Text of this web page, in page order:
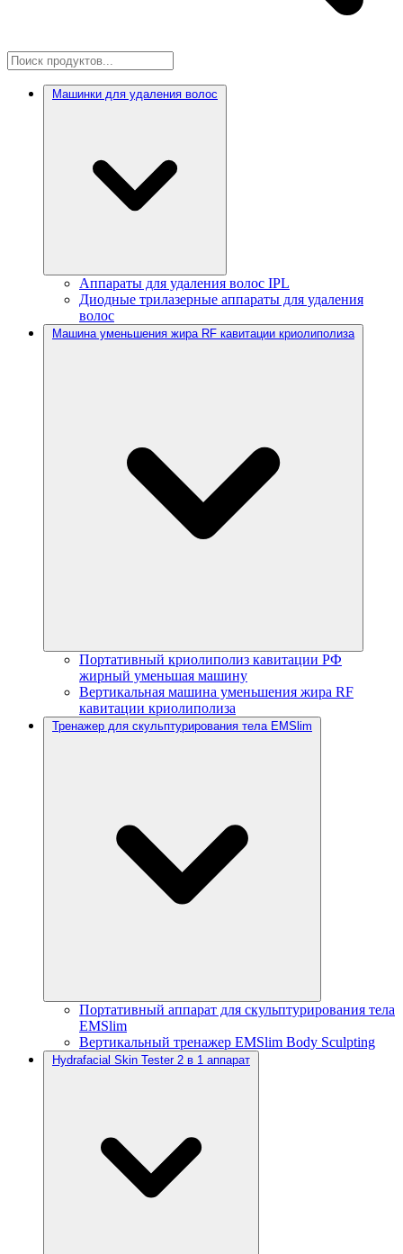
Машинки для удаления волос
Аппараты для удаления волос IPL
Диодные трилазерные аппараты для удаления
волос
Машина уменьшения жира RF кавитации криолиполиза
Портативный криолиполиз кавитации РФ
жирный уменьшая машину
Вертикальная машина уменьшения жира RF
кавитации криолиполиза
Тренажер для скульптурирования тела EMSlim
Портативный аппарат для скульптурирования тела
EMSlim
Вертикальный тренажер EMSlim Body Sculpting
Hydrafacial Skin Tester 2 в 1 аппарат